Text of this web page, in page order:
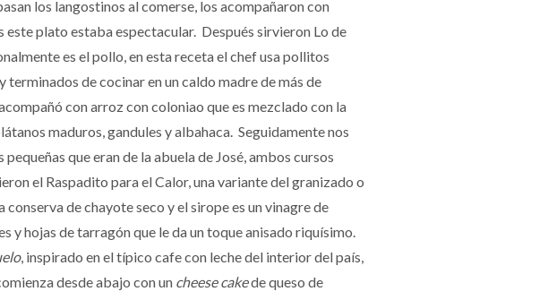
los langostinos al comerse, los acompañaron con
plato estaba espectacular. Después sirvieron Lo de
es el pollo, en esta receta el chef usa pollitos
de cocinar en un caldo madre de más de
con arroz con coloniao que es mezclado con la
maduros, gandules y albahaca. Seguidamente nos
que eran de la abuela de José, ambos cursos
el Raspadito para el Calor, una variante del granizado o
de chayote seco y el sirope es un vinagre de
y hojas de tarragón que le da un toque anisado riquísimo.
, inspirado en el típico cafe con leche del interior del país,
desde abajo con un cheese cakede queso de